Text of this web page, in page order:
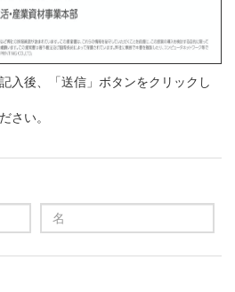
入後、「送信」ボタンをクリックし
さい。